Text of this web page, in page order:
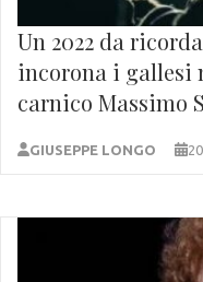
Un 2022 da
incorona i gallesi
carnico Massimo
GIUSEPPE LONGO